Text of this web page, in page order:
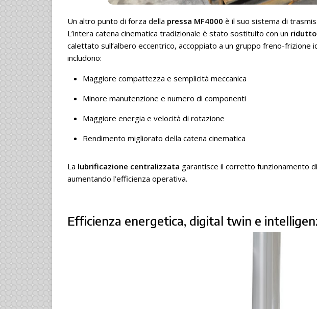
Un altro punto di forza della pressa MF4000 è il suo sistema di
L’intera catena cinematica tradizionale è stato sostituito con un
calettato sull’albero eccentrico, accoppiato a un gruppo freno-frizione
includono:
Maggiore compattezza e semplicità meccanica
Minore manutenzione e numero di componenti
Maggiore energia e velocità di rotazione
Rendimento migliorato della catena cinematica
La lubrificazione centralizzata garantisce il corretto funzionamento
aumentando l’efficienza operativa.
Efficienza energetica, digital twin e